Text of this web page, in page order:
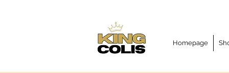
Homepage